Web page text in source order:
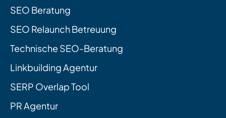
SEO Beratung
SEO Relaunch Betreuung
Technische SEO-Beratung
Linkbuilding Agentur
SERP Overlap Tool
PR Agentur